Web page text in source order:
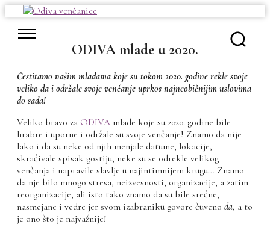
content
ODIVA mlade u 2020.
Čestitamo našim mladama koje su tokom 2020. godine rekle svoje
veliko da i održale svoje venčanje uprkos najneobičnijim uslovima
do sada!
Veliko bravo za ODIVA mlade koje su 2020. godine bile
hrabre i uporne i održale su svoje venčanje! Znamo da nije
lako i da su neke od njih menjale datume, lokacije,
skraćivale spisak gostiju, neke su se odrekle velikog
venčanja i napravile slavlje u najintimnijem krugu… Znamo
da nje bilo mnogo stresa, neizvesnosti, organizacije, a zatim
reorganizacije, ali isto tako znamo da su bile srećne,
nasmejane i vedre jer svom izabraniku govore čuveno da, a to
je ono što je najvažnije!